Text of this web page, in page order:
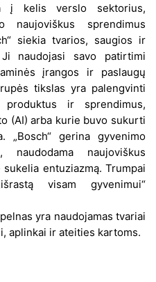
į kelis verslo sektorius,
naujoviškus sprendimus
siekia tvarios, saugios ir
naudojasi savo patirtimi
įrangos ir paslaugų
tikslas yra palengvinti
ir sprendimus,
(AI) arba kurie buvo sukurti
gerina gyvenimo
naudodama naujoviškus
entuziazmą. Trumpai
visam gyvenimui“
yra naudojamas tvariai
aplinkai ir ateities kartoms.